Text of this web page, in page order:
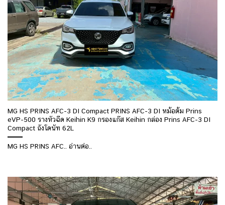
MG HS PRINS AFC-3 DI Compact PRINS AFC-3 DI หม้อต้ม Prins
eVP-500 รางหัวฉีด Keihin K9 กรองแก๊ส Keihin กล่อง Prins AFC-3 DI
Compact ถังโดนัท 62L
MG HS PRINS AFC.. อ่านต่อ..